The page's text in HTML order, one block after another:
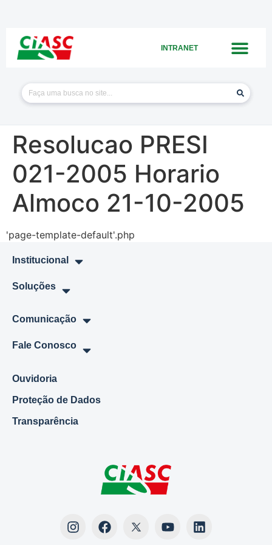
INTRANET
Resolucao PRESI
021-2005 Horario
Almoco 21-10-2005
'page-template-default'.php
Institucional
Soluções
Comunicação
Fale Conosco
Ouvidoria
Proteção de Dados
Transparência